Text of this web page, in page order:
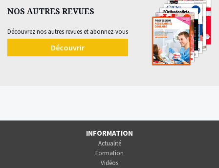
NOS AUTRES REVUES
Découvrez nos autres revues et abonnez-vous
Découvrir
INFORMATION
Actualité
Formation
Vidéos